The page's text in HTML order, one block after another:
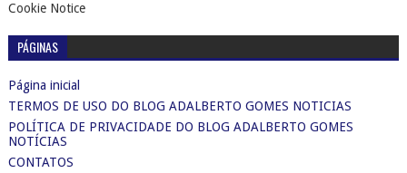
Cookie Notice
PÁGINAS
Página inicial
TERMOS DE USO DO BLOG ADALBERTO GOMES NOTICIAS
POLÍTICA DE PRIVACIDADE DO BLOG ADALBERTO GOMES
NOTÍCIAS
CONTATOS